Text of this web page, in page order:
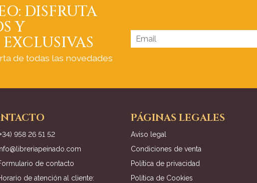
DISFRUTA
Y
de todas las novedades
958 26 51 52
de contacto
de atención al cliente:
PÁGINAS LEGALES
Aviso legal
Condiciones de venta
Política de privacidad
Política de Cookies